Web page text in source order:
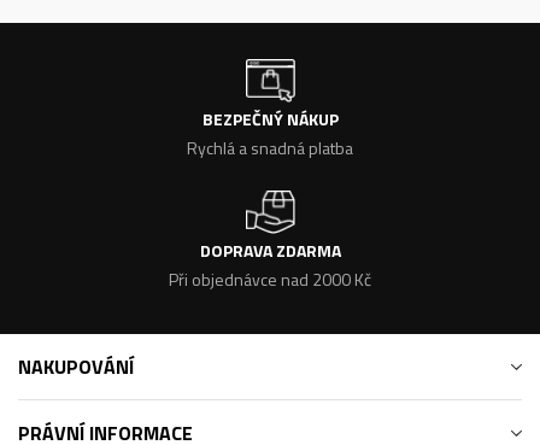
BEZPEČNÝ NÁKUP
Rychlá a snadná platba
DOPRAVA ZDARMA
Při objednávce nad 2000 Kč
NAKUPOVÁNÍ
PRÁVNÍ INFORMACE